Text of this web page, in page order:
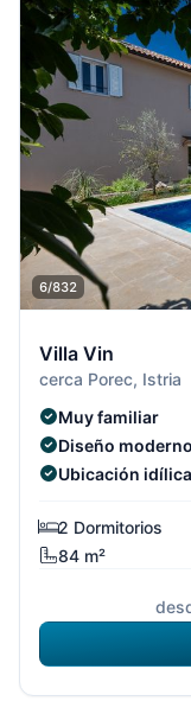
6/832
Villa Vin
cerca Porec, Istria
Muy familiar
Diseño
Ubicación
2 Dormitorios
84 m²